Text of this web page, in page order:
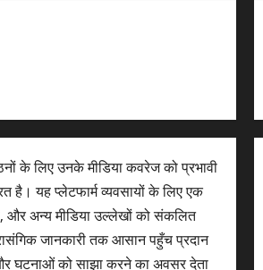
के लिए उनके मीडिया कवरेज को प्रभावी
है। यह प्लेटफार्म व्यवसायों के लिए एक
और अन्य मीडिया उल्लेखों को संकलित
जानकारी तक आसान पहुँच प्रदान
घटनाओं को साझा करने का अवसर देता